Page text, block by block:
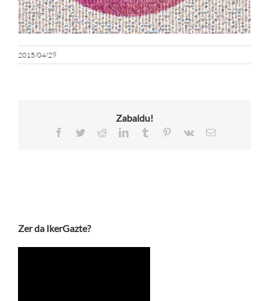
2015/04/29
Zabaldu!
Facebook
TwitterRedditLinkedInTumblr Pinterest
Vk Email
Zer da IkerGazte?